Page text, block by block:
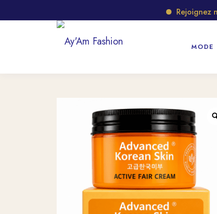
Rejoignez
MODE